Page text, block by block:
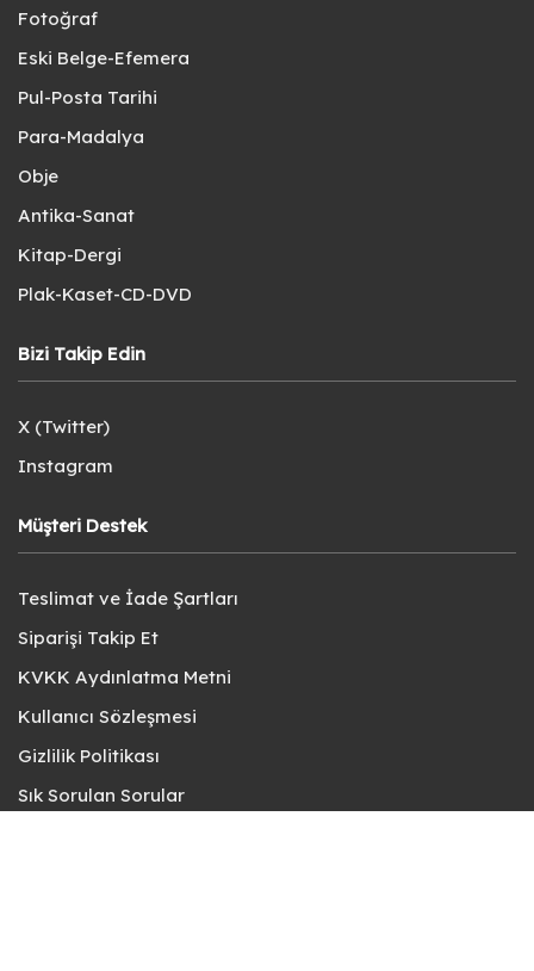
Fotoğraf
Eski Belge-Efemera
Pul-Posta Tarihi
Para-Madalya
Obje
Antika-Sanat
Kitap-Dergi
Plak-Kaset-CD-DVD
Bizi Takip Edin
X (Twitter)
Instagram
Müşteri Destek
Teslimat ve İade Şartları
Siparişi Takip Et
KVKK Aydınlatma Metni
Kullanıcı Sözleşmesi
Gizlilik Politikası
Sık Sorulan Sorular